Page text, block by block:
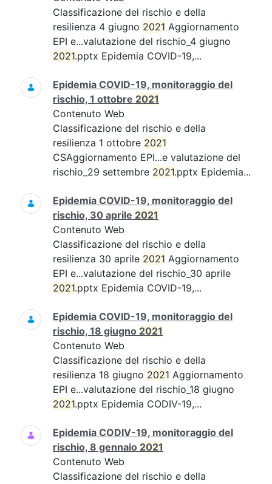
Classificazione del rischio e della
resilienza 4 giugno 2021 Aggiornamento
EPI e...valutazione del rischio_4 giugno
2021.pptx Epidemia COVID-19,...
Epidemia COVID-19, monitoraggio del
rischio, 1 ottobre 2021
Contenuto Web
Classificazione del rischio e della
resilienza 1 ottobre 2021
CSAggiornamento EPI...e valutazione del
rischio_29 settembre 2021.pptx Epidemia...
Epidemia COVID-19, monitoraggio del
rischio, 30 aprile 2021
Contenuto Web
Classificazione del rischio e della
resilienza 30 aprile 2021 Aggiornamento
EPI e...valutazione del rischio_30 aprile
2021.pptx Epidemia COVID-19,...
Epidemia COVID-19, monitoraggio del
rischio, 18 giugno 2021
Contenuto Web
Classificazione del rischio e della
resilienza 18 giugno 2021 Aggiornamento
EPI e...valutazione del rischio_18 giugno
2021.pptx Epidemia CODIV-19,...
Epidemia CODIV-19, monitoraggio del
rischio, 8 gennaio 2021
Contenuto Web
Classificazione del rischio e della